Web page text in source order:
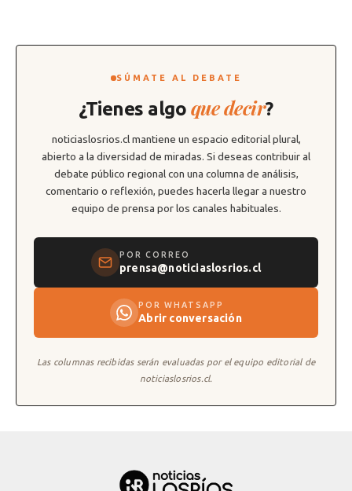
SÚMATE AL DEBATE
¿Tienes algo que decir?
noticiaslosrios.cl mantiene un espacio editorial plural,
abierto a la diversidad de miradas. Si deseas contribuir al
debate público regional con una columna de análisis,
comentario o reflexión, puedes hacerla llegar a nuestro
equipo de prensa por los canales habituales.
POR CORREO
prensa@noticiaslosrios.cl
POR WHATSAPP
Abrir conversación
Las columnas recibidas serán evaluadas por el equipo editorial de
noticiaslosrios.cl.